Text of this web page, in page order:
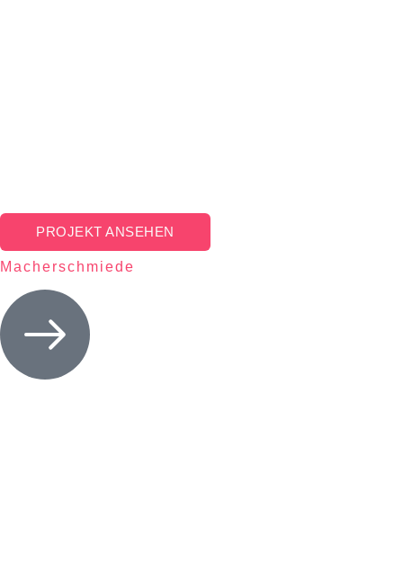
PROJEKT ANSEHEN
Macherschmiede